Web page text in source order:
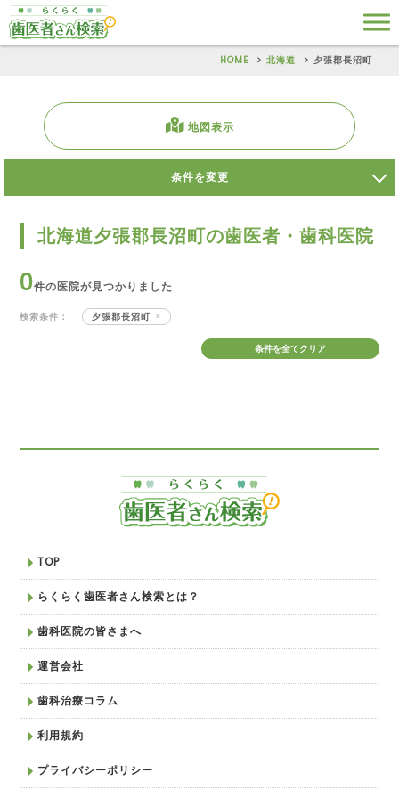
HOME 北海道 夕張郡長沼町
地図表示
条件を変更
北海道夕張郡長沼町の歯医者・歯科医院
0件の医院が見つかりました
検索条件： 夕張郡長沼町
条件を全てクリア
TOP
らくらく歯医者さん検索とは？
歯科医院の皆さまへ
運営会社
歯科治療コラム
利用規約
プライバシーポリシー